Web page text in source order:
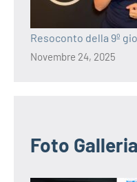
Resoconto della 9º
Novembre 24, 2025
Foto Galleria